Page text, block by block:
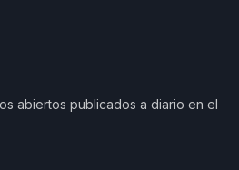
abiertos publicados a diario en el